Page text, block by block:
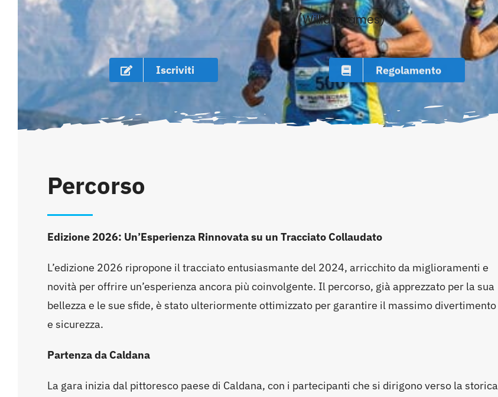
(WilliamJames)
Iscriviti Regolamento
Percorso
Edizione 2026: Un’Esperienza Rinnovata su un Tracciato Collaudato
L’edizione 2026 ripropone il tracciato entusiasmante del 2024, arricchito da miglioramenti e
novità per offrire un’esperienza ancora più coinvolgente. Il percorso, già apprezzato per la sua
bellezza e le sue sfide, è stato ulteriormente ottimizzato per garantire il massimo divertimento
e sicurezza.
Partenza da Caldana
La gara inizia dal pittoresco paese di Caldana, con i partecipanti che si dirigono verso la storica